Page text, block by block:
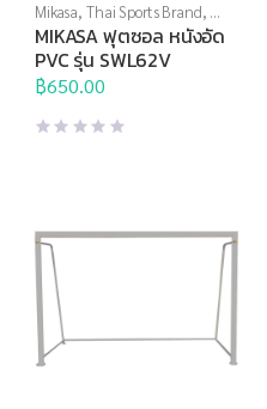
Mikasa, Thai Sports Brand, ฟุต
ซอล,ฟุตบอล ฟุตซอล , ลูกบอล
MIKASA ฟุตซอล หนังอัด
PVC รุ่น SWL62V
฿650.00